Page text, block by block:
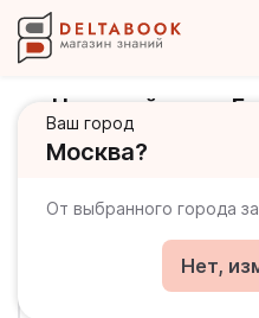
Ваш город
Москва?
От выбранного города
Нет,
Чешский язык.
пособие